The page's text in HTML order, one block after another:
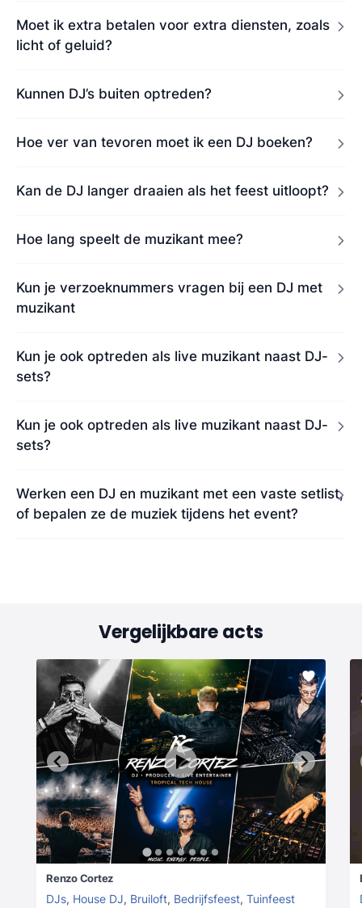
Moet ik extra betalen voor extra diensten, zoals
licht of geluid?
Kunnen DJ’s buiten optreden?
Hoe ver van tevoren moet ik een DJ boeken?
Kan de DJ langer draaien als het feest uitloopt?
Hoe lang speelt de muzikant mee?
Kun je verzoeknummers vragen bij een DJ met
muzikant
Kun je ook optreden als live muzikant naast DJ-
sets?
Kun je ook optreden als live muzikant naast DJ-
sets?
Werken een DJ en muzikant met een vaste setlist,
of bepalen ze de muziek tijdens het event?
Vergelijkbare acts
Renzo Cortez
DJs, House DJ, Bruiloft, Bedrijfsfeest, Tuinfeest